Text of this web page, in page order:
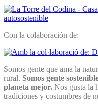
Con la colaboración de:
Somos gente que ama la
rural. Somos gente
planeta mejor. Nos gusta la
tradiciones y costumbres de